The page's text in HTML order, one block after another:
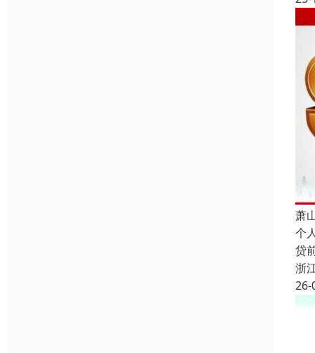
萧
个
贷
浙
26-